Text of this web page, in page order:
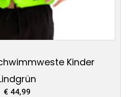
Kinder
€44,99
werden